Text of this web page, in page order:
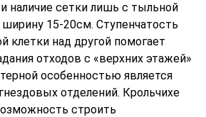
и наличие сетки лишь с тыльной
15-20см. Ступенчатость
клетки над другой помогает
отходов с «верхних этажей»
особенностью является
отделений. Крольчихе
строить